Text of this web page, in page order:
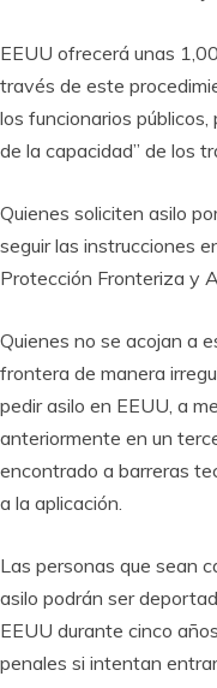
EEUU ofrecerá unas
través de este
los funcionarios
de la capacidad” de los
Quienes soliciten asilo
seguir las instrucciones
Protección Fronteriza y
Quienes no se acojan a
frontera de manera
pedir asilo en EEUU, a
anteriormente en un
encontrado a barreras
a la aplicación.
Las personas que sean
asilo podrán ser
EEUU durante cinco
penales si intentan